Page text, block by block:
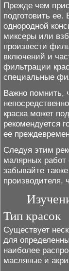
Прежде чем
подготовить
однородной
миксеры или
произвести
включений и
фильтрации
специальные
Важно помнить,
краска может
рекомендуется
ее
Следуя этим
малярных
забывайте
производителя,
Тип красок
Существует
для
наиболее
масляные и